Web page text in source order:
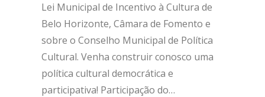
Lei Municipal de Incentivo à Cultura de
Belo Horizonte, Câmara de Fomento e
sobre o Conselho Municipal de Política
Cultural. Venha construir conosco uma
política cultural democrática e
participativa! Participação do…